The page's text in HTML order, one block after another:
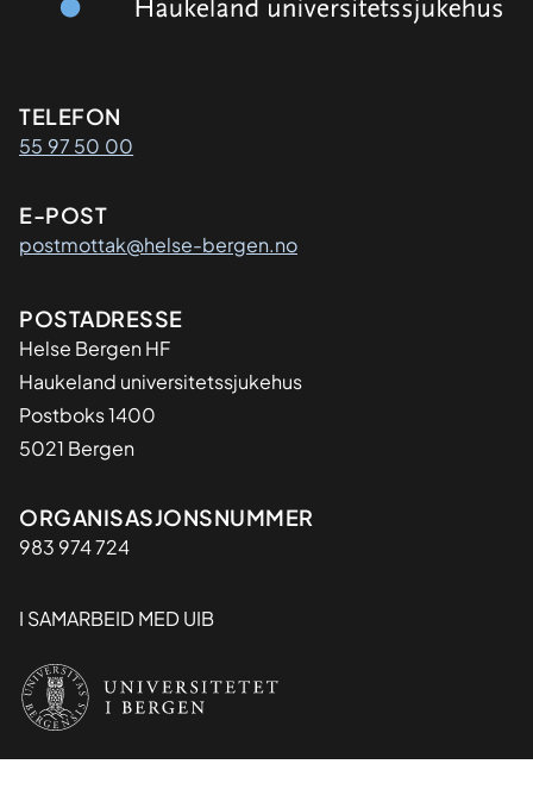
Kontaktinformasjon
TELEFON
55 97 50 00
E-POST
postmottak@helse-bergen.no
Adresse
POSTADRESSE
Helse Bergen HF
Haukeland universitetssjukehus
Postboks 1400
5021 Bergen
Organisasjon
ORGANISASJONSNUMMER
983 974 724
I SAMARBEID MED UIB